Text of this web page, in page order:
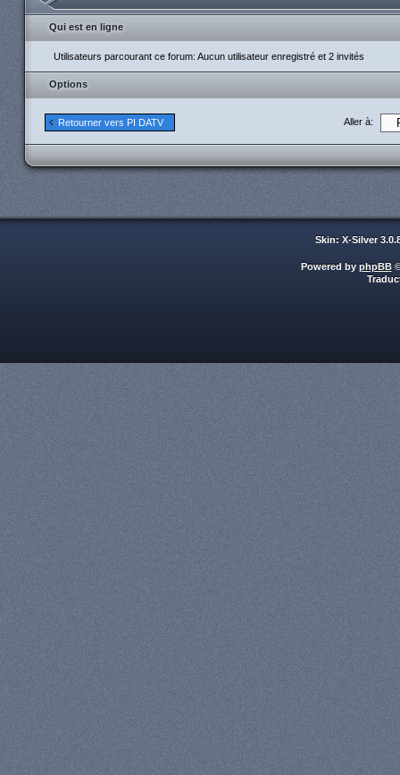
Qui est en ligne
Utilisateurs parcourant ce forum: Aucun utilisateur enregistré et 2 invités
Options
Retourner vers PI DATV Aller à:
Skin: X-Silver
Powered by phpBB©